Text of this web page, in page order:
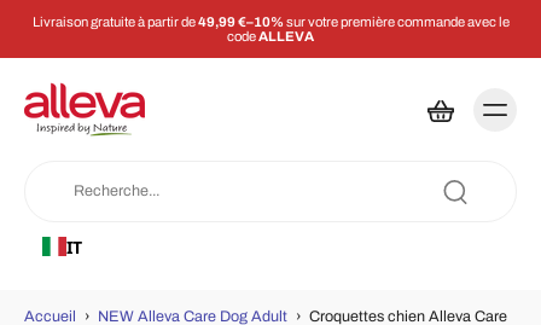
Livraison gratuite à partir de49,99 €–10% sur votre première commande avec le
codeALLEVA
IT
Accueil › NEW Alleva Care Dog Adult › Croquettes chien Alleva Care